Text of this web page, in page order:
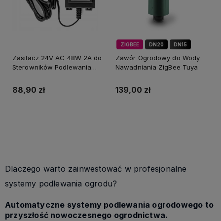
Zasilacz 24V AC 48W 2A do
Sterowników Podlewania
88,90 zł
ZIGBEE DN20 DN15
Zawór Ogrodowy do Wody
Nawadniania ZigBee Tuya
139,00 zł
Dlaczego warto zainwestować w profesjonalne
systemy podlewania ogrodu?
Automatyczne systemy podlewania ogrodowego to
przyszłość nowoczesnego ogrodnictwa.